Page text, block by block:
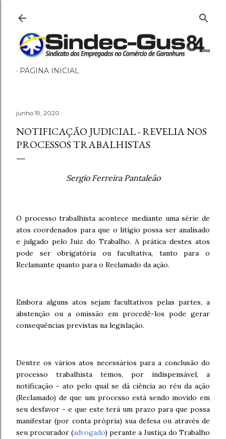
PÁGINA INICIAL
junho 19, 2020
NOTIFICAÇÃO JUDICIAL - REVELIA NOS
PROCESSOS TRABALHISTAS
Sergio Ferreira Pantaleão
O processo trabalhista acontece mediante uma série de
atos coordenados para que o litígio possa ser analisado
e julgado pelo Juiz do Trabalho. A prática destes atos
pode ser obrigatória ou facultativa, tanto para o
Reclamante quanto para o Reclamado da ação.
Embora alguns atos sejam facultativos pelas partes, a
abstenção ou a omissão em procedê-los pode gerar
consequências previstas na legislação.
Dentre os vários atos necessários para a conclusão do
processo trabalhista temos, por indispensável, a
notificação - ato pelo qual se dá ciência ao réu da ação
(Reclamado) de que um processo está sendo movido em
seu desfavor - e que este terá um prazo para que possa
manifestar (por conta própria) sua defesa ou através de
seu procurador (advogado) perante a Justiça do Trabalho